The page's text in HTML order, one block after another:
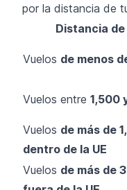
por la distancia de
Distancia
Vuelos de menos
Vuelos entre 1,500
Vuelos de más de
dentro de la UE
Vuelos de más de